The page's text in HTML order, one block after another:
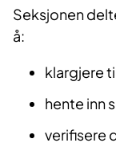
Seksjonen
å:
klargjere
hente inn
verifisere